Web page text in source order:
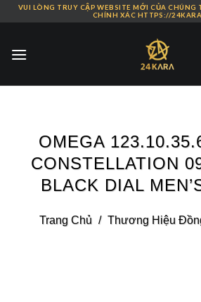
Skip
content
VUI LÒNG TRUY CẬP WEBSITE MỚI CỦA
CHÍNH XÁC HTTPS://
OMEGA
CONSTELLATION
BLACK DIAL
Trang Chủ / Thương Hiệu